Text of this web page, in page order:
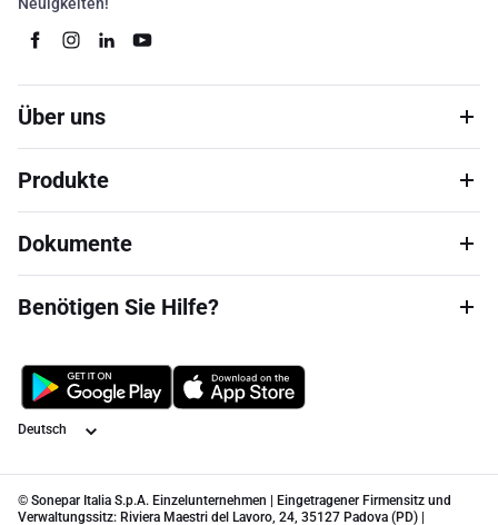
Über uns
Produkte
Dokumente
Benötigen Sie Hilfe?
Sprache
© Sonepar Italia S.p.A. Einzelunternehmen | Eingetragener Firmensitz und
Verwaltungssitz: Riviera Maestri del Lavoro, 24, 35127 Padova (PD) |